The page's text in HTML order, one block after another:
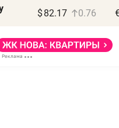
$ 82.17 0.76